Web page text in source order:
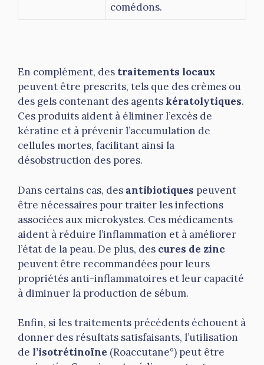
comédons.
En complément, des traitements locaux
peuvent être prescrits, tels que des crèmes ou
des gels contenant des agents kératolytiques.
Ces produits aident à éliminer l’excès de
kératine et à prévenir l’accumulation de
cellules mortes, facilitant ainsi la
désobstruction des pores.
Dans certains cas, des antibiotiques peuvent
être nécessaires pour traiter les infections
associées aux microkystes. Ces médicaments
aident à réduire l’inflammation et à améliorer
l’état de la peau. De plus, des cures de zinc
peuvent être recommandées pour leurs
propriétés anti-inflammatoires et leur capacité
à diminuer la production de sébum.
Enfin, si les traitements précédents échouent à
donner des résultats satisfaisants, l’utilisation
de l’isotrétinoïne (Roaccutane°) peut être